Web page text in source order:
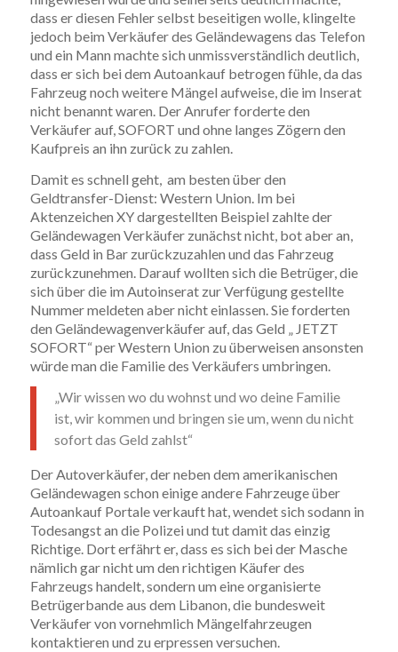
dass er diesen Fehler selbst beseitigen wolle, klingelte
jedoch beim Verkäufer des Geländewagens das Telefon
und ein Mann machte sich unmissverständlich deutlich,
dass er sich bei dem Autoankauf betrogen fühle, da das
Fahrzeug noch weitere Mängel aufweise, die im Inserat
nicht benannt waren. Der Anrufer forderte den
Verkäufer auf, SOFORT und ohne langes Zögern den
Kaufpreis an ihn zurück zu zahlen.
Damit es schnell geht, am besten über den
Geldtransfer-Dienst: Western Union. Im bei
Aktenzeichen XY dargestellten Beispiel zahlte der
Geländewagen Verkäufer zunächst nicht, bot aber an,
dass Geld in Bar zurückzuzahlen und das Fahrzeug
zurückzunehmen. Darauf wollten sich die Betrüger, die
sich über die im Autoinserat zur Verfügung gestellte
Nummer meldeten aber nicht einlassen. Sie forderten
den Geländewagenverkäufer auf, das Geld „ JETZT
SOFORT“ per Western Union zu überweisen ansonsten
würde man die Familie des Verkäufers umbringen.
„Wir wissen wo du wohnst und wo deine Familie
ist, wir kommen und bringen sie um, wenn du nicht
sofort das Geld zahlst“
Der Autoverkäufer, der neben dem amerikanischen
Geländewagen schon einige andere Fahrzeuge über
Autoankauf Portale verkauft hat, wendet sich sodann in
Todesangst an die Polizei und tut damit das einzig
Richtige. Dort erfährt er, dass es sich bei der Masche
nämlich gar nicht um den richtigen Käufer des
Fahrzeugs handelt, sondern um eine organisierte
Betrügerbande aus dem Libanon, die bundesweit
Verkäufer von vornehmlich Mängelfahrzeugen
kontaktieren und zu erpressen versuchen.